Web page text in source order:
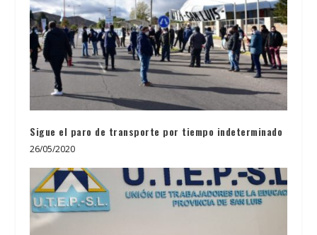
Sigue el paro de transporte por tiempo indeterminado
26/05/2020